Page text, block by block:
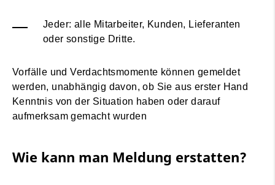
Jeder: alle Mitarbeiter, Kunden, Lieferanten
oder sonstige Dritte.
Vorfälle und Verdachtsmomente können gemeldet
werden, unabhängig davon, ob Sie aus erster Hand
Kenntnis von der Situation haben oder darauf
aufmerksam gemacht wurden
Wie kann man Meldung erstatten?